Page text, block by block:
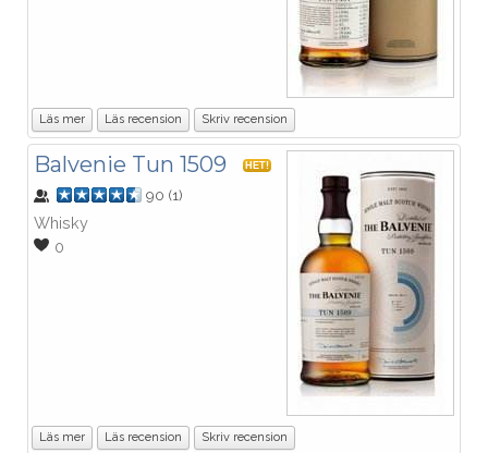
Läs mer Läs recension Skriv recension
Balvenie Tun 1509 HET!
90 (1)
Whisky
0
Läs mer Läs recension Skriv recension